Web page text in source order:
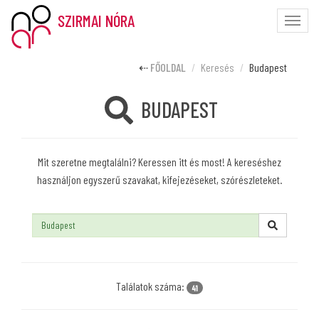
Toggle
SZIRMAI NÓRA
FŐOLDAL Keresés Budapest
BUDAPEST
Mit szeretne megtalálni? Keressen itt és most! A kereséshez
használjon egyszerű szavakat, kifejezéseket, szórészleteket.
Találatok száma: 41